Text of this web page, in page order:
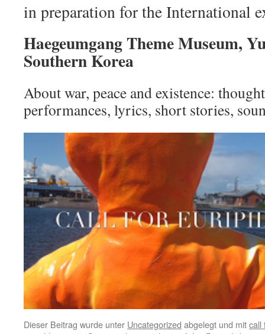
in preparation for the International
Haegeumgang Theme Museum,
Southern Korea
About war, peace and existence:
performances, lyrics, short stories,
Dieser Beitrag wurde unter Uncategorized abgelegt und mitcall